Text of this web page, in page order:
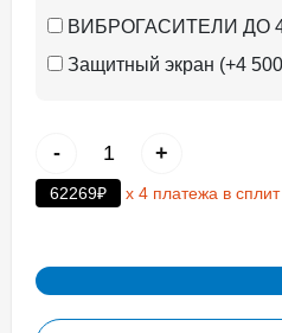
ВИБРОГАСИТЕЛИ ДО
Защитный экран (+4
- +
62269₽ х 4 платежа в сплит